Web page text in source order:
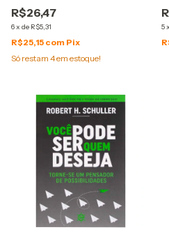
R$26,47
6x de R$5,31
R$25,15 com Pix
Só restam 4em estoque!
5x